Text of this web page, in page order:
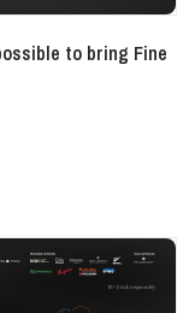
to bring Fine